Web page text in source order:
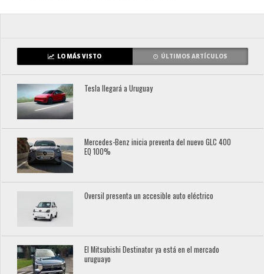
LO MÁS VISTO ÚLTIMOS ARTÍCULOS
Tesla llegará a Uruguay
Mercedes-Benz inicia preventa del nuevo GLC 400
EQ 100%
Oversil presenta un accesible auto eléctrico
El Mitsubishi Destinator ya está en el mercado
uruguayo